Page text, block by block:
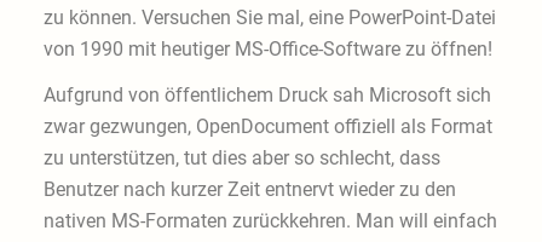
zu können. Versuchen Sie mal, eine PowerPoint-Datei
von 1990 mit heutiger MS-Office-Software zu öffnen!
Aufgrund von öffentlichem Druck sah Microsoft sich
zwar gezwungen, OpenDocument offiziell als Format
zu unterstützen, tut dies aber so schlecht, dass
Benutzer nach kurzer Zeit entnervt wieder zu den
nativen MS-Formaten zurückkehren. Man will einfach